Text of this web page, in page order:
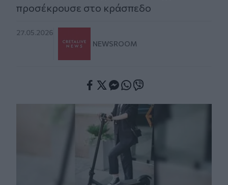
προσέκρουσε στο κράσπεδο
27.05.2026
NEWSROOM